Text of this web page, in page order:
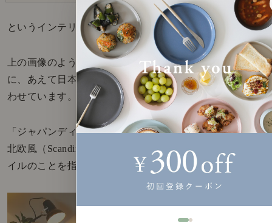
というインテリアスタイルです。
上の画像のように、モダンな北欧スタイリングの空間
に、あえて日本の文化である提灯（ちょうちん）を合
わせています。
「ジャパンディスタイル」とは、和風（Japanese）と
北欧風（Scandinavian）を融合させたインテリアスタ
イルのことを指す造語です。